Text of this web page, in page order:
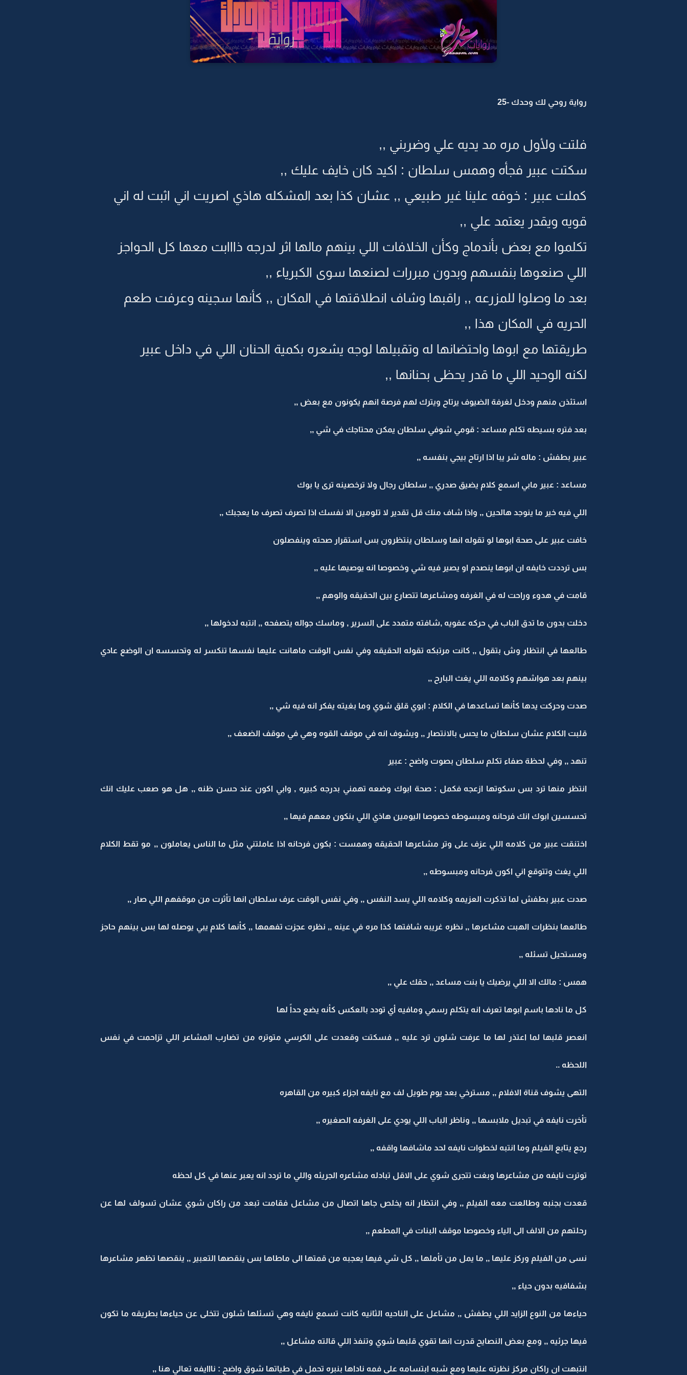
رواية روحي لك وحدك -25
فلتت ولأول مره مد يديه علي وضربني ,,
سكتت عبير فجأه وهمس سلطان : اكيد كان خايف عليك ,,
كملت عبير : خوفه علينا غير طبيعي ,, عشان كذا بعد المشكله هاذي اصريت اني اثبت له اني
قويه ويقدر يعتمد علي ,,
تكلموا مع بعض بأندماج وكأن الخلافات اللي بينهم مالها اثر لدرجه ذااابت معها كل الحواجز
اللي صنعوها بنفسهم وبدون مبررات لصنعها سوى الكبرياء ,,
بعد ما وصلوا للمزرعه ,, راقبها وشاف انطلاقتها في المكان ,, كأنها سجينه وعرفت طعم
الحريه في المكان هذا ,,
طريقتها مع ابوها واحتضانها له وتقبيلها لوجه يشعره بكمية الحنان اللي في داخل عبير
لكنه الوحيد اللي ما قدر يحظى بحنانها ,,
استئذن منهم ودخل لغرفة الضيوف يرتاح ويترك لهم فرصة انهم يكونون مع بعض ,,
بعد فتره بسيطه تكلم مساعد : قومي شوفي سلطان يمكن محتاجك في شي ,,
عبير بطفش : ماله شر يبا اذا ارتاح بيجي بنفسه ,,
مساعد : عبير مابي اسمع كلام يضيق صدري ,, سلطان رجال ولا ترخصينه ترى يا بوك
اللي فيه خير ما ينوجد هالحين ,, واذا شاف منك قل تقدير لا تلومين الا نفسك اذا تصرف تصرف ما يعجبك ,,
خافت عبير على صحة ابوها لو تقوله انها وسلطان ينتظرون بس استقرار صحته وينفصلون
بس ترددت خايفه ان ابوها ينصدم او يصير فيه شي وخصوصا انه يوصيها عليه ,,
قامت في هدوء وراحت له في الغرفه ومشاعرها تتصارع بين الحقيقه والوهم ,,
دخلت بدون ما تدق الباب في حركه عفويه ,شافته متمدد على السرير , وماسك جواله يتصفحه ,, انتبه لدخولها ,,
طالعها في انتظار وش بتقول ,, كانت مرتبكه تقوله الحقيقه وفي نفس الوقت ماهانت عليها نفسها تنكسر له وتحسسه ان الوضع عادي
بينهم بعد هواشهم وكلامه اللي يغث البارح ,,
صدت وحركت يدها كأنها تساعدها في الكلام : ابوي قلق شوي وما بغيته يفكر انه فيه شي ,,
قلبت الكلام عشان سلطان ما يحس بالانتصار ,, ويشوف انه في موقف القوه وهي في موقف الضعف ,,
تنهد ,, وفي لحظة صفاء تكلم سلطان بصوت واضح : عبير
انتظر منها ترد بس سكوتها ازعجه فكمل : صحة ابوك وضعه تهمني بدرجه كبيره , وابي اكون عند حسن ظنه ,, هل هو صعب عليك انك
تحسسين ابوك انك فرحانه ومبسوطه خصوصا اليومين هاذي اللي بنكون معهم فيها ,,
اختنقت عبير من كلامه اللي عزف على وتر مشاعرها الحقيقه وهمست : بكون فرحانه اذا عاملتني مثل ما الناس يعاملون ,, مو تقط الكلام
اللي يغث وتتوقع اني اكون فرحانه ومبسوطه ,,
صدت عبير بطفش لما تذكرت العزيمه وكلامه اللي يسد النفس ,, وفي نفس الوقت عرف سلطان انها تأثرت من موقفهم اللي صار ,,
طالعها بنظرات الهبت مشاعرها ,, نظره غريبه شافتها كذا مره في عينه ,, نظره عجزت تفهمها ,, كأنها كلام يبي يوصله لها بس بينهم حاجز
ومستحيل تسئله ,,
همس : مالك الا اللي يرضيك يا بنت مساعد ,, حقك علي ,,
كل ما نادها باسم ابوها تعرف انه يتكلم رسمي ومافيه أي تودد بالعكس كأنه يضع حداً لها
انعصر قلبها لما اعتذر لها ما عرفت شلون ترد عليه ,, فسكتت وقعدت على الكرسي متوتره من تضارب المشاعر اللي تزاحمت في نفس
اللحظه ..
التهى يشوف قناة الافلام ,, مسترخي بعد يوم طويل لف مع نايفه اجزاء كبيره من القاهره
تأخرت نايفه في تبديل ملابسها ,, وناظر الباب اللي يودي على الغرفه الصغيره ,,
رجع يتابع الفيلم وما انتبه لخطوات نايفه لحد ماشافها واقفه ,,
توترت نايفه من مشاعرها وبغت تتجرى شوي على الاقل تبادله مشاعره الجريئه واللي ما تردد انه يعبر عنها في كل لحظه
قعدت بجنبه وطالعت معه الفيلم ,, وفي انتظار انه يخلص جاها اتصال من مشاعل فقامت تبعد من راكان شوي عشان تسولف لها عن
رحلتهم من الالف الى الياء وخصوصا موقف البنات في المطعم ,,
نسى من الفيلم وركز عليها ,, ما يمل من تأملها ,, كل شي فيها يعجبه من قمتها الى ماطاها بس ينقصها التعبير ,, ينقصها تظهر مشاعرها
بشفافيه بدون حياء ,,
حياءها من النوع الزايد اللي يطفش ,, مشاعل على الناحيه الثانيه كانت تسمع نايفه وهي تسئلها شلون تتخلى عن حياءها بطريقه ما تكون
فيها جرئيه ,, ومع بعض النصايح قدرت انها تقوي قلبها شوي وتنفذ اللي قالته مشاعل ,,
انتبهت ان راكان مركز نظرته عليها ومع شبه ابتسامه على فمه ناداها بنبره تحمل في طياتها شوق واضح : نااايفه تعالي هنا ,,